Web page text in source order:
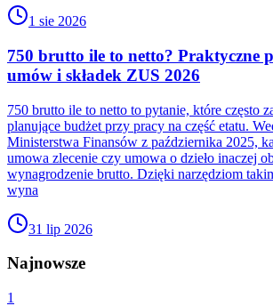
1 sie 2026
750 brutto ile to netto? Praktyczne
umów i składek ZUS 2026
750 brutto ile to netto to pytanie, które często
planujące budżet przy pracy na część etatu.
Ministerstwa Finansów z października 2025,
umowa zlecenie czy umowa o dzieło inaczej
wynagrodzenie brutto. Dzięki narzędziom
wyna
31 lip 2026
Najnowsze
1